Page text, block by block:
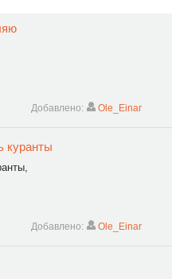
Добавлено: Ole_Einar
куранты
Добавлено: Ole_Einar